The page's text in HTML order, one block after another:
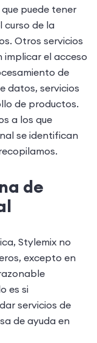
puede tener
curso de la
Otros servicios
implicar el acceso
de
datos, servicios
de productos.
a los que
se identifican
de
Stylemix no
excepto en
es si
servicios de
de ayuda en